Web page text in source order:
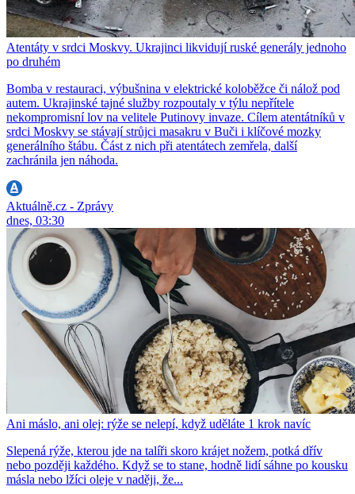
Atentáty v srdci Moskvy. Ukrajinci likvidují ruské generály jednoho
po druhém
Bomba v restauraci, výbušnina v elektrické koloběžce či nálož pod
autem. Ukrajinské tajné služby rozpoutaly v týlu nepřítele
nekompromisní lov na velitele Putinovy invaze. Cílem atentátníků v
srdci Moskvy se stávají strůjci masakru v Buči i klíčové mozky
generálního štábu. Část z nich při atentátech zemřela, další
zachránila jen náhoda.
Aktuálně.cz - Zprávy
dnes, 03:30
Ani máslo, ani olej: rýže se nelepí, když uděláte 1 krok navíc
Slepená rýže, kterou jde na talíři skoro krájet nožem, potká dřív
nebo později každého. Když se to stane, hodně lidí sáhne po kousku
másla nebo lžíci oleje v naději, že...